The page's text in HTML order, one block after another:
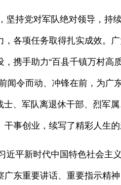
持党对军队绝对领导，持
各项任务取得扎实成效。
携手助力“百县千镇万村高
闻令而动、冲锋在前，为广
、军队离退休干部、烈军
事创业，续写了精彩人生的
平新时代中国特色社会主义
东重要讲话、重要指示精